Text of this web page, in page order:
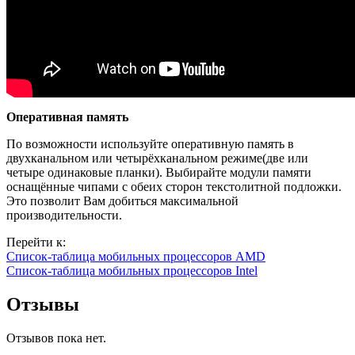
Оперативная память
По возможности используйте оперативную память в
двухканальном или четырёхканальном режиме(две или
четыре одинаковые планки). Выбирайте модули памяти
оснащённые чипами с обеих сторон текстолитной подложки.
Это позволит Вам добиться максимальной
производительности.
Перейти к:
Список-таблица мобильных процессоров AMD
Список-таблица мобильных процессоров Intel
Отзывы
Отзывов пока нет.